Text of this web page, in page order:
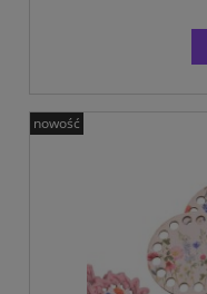
nowość